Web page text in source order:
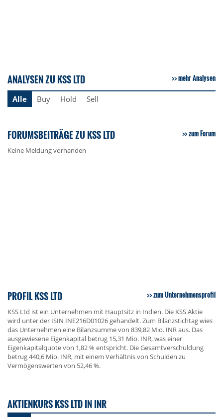
ANALYSEN ZU KSS LTD mehr Analysen
Alle Buy Hold Sell
FORUMSBEITRÄGE ZU KSS LTD zum Forum
Keine Meldung vorhanden
PROFIL KSS LTD zum Unternehmensprofil
KSS Ltd ist ein Unternehmen mit Hauptsitz in Indien. Die KSS Aktie
wird unter der ISIN INE216D01026 gehandelt. Zum Bilanzstichtag wies
das Unternehmen eine Bilanzsumme von 839,82 Mio. INR aus. Das
ausgewiesene Eigenkapital betrug 15,31 Mio. INR, was einer
Eigenkapitalquote von 1,82 % entspricht. Die Gesamtverschuldung
betrug 440,6 Mio. INR, mit einem Verhältnis von Schulden zu
Vermögenswerten von 52,46 %.
AKTIENKURS KSS LTD IN INR